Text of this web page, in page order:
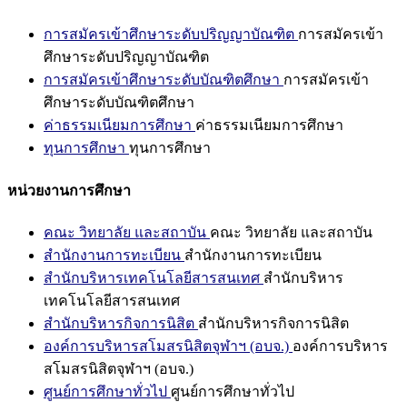
การสมัครเข้าศึกษาระดับปริญญาบัณฑิต การสมัครเข้า
ศึกษาระดับปริญญาบัณฑิต
การสมัครเข้าศึกษาระดับบัณฑิตศึกษา การสมัครเข้า
ศึกษาระดับบัณฑิตศึกษา
ค่าธรรมเนียมการศึกษา ค่าธรรมเนียมการศึกษา
ทุนการศึกษา ทุนการศึกษา
หน่วยงานการศึกษา
คณะ วิทยาลัย และสถาบัน คณะ วิทยาลัย และสถาบัน
สำนักงานการทะเบียน สำนักงานการทะเบียน
สำนักบริหารเทคโนโลยีสารสนเทศ สำนักบริหาร
เทคโนโลยีสารสนเทศ
สำนักบริหารกิจการนิสิต สำนักบริหารกิจการนิสิต
องค์การบริหารสโมสรนิสิตจุฬาฯ (อบจ.) องค์การบริหาร
สโมสรนิสิตจุฬาฯ (อบจ.)
ศูนย์การศึกษาทั่วไป ศูนย์การศึกษาทั่วไป